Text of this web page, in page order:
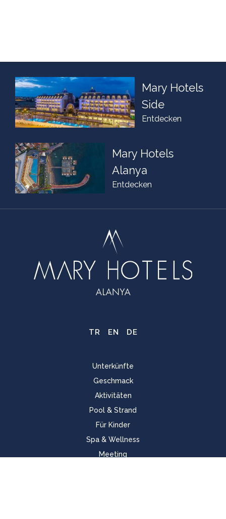
Mary Hotels
Side
Entdecken
Mary Hotels
Alanya
Entdecken
TR EN DE
Unterkünfte
Geschmack
Aktivitäten
Pool & Strand
Für Kinder
Spa & Wellness
Meeting